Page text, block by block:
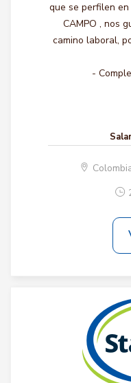
que se perfilen en
CAMPO , nos
camino laboral,
-